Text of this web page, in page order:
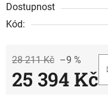
Dostupnost
Kód:
28 211 Kč –9 %
25 394 Kč